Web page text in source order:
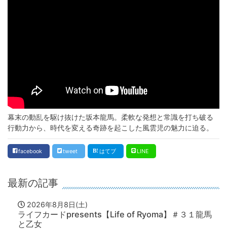
幕末の動乱を駆け抜けた坂本龍馬。柔軟な発想と常識を打ち破る
行動力から、時代を変える奇跡を起こした風雲児の魅力に迫る。
facebook tweet はてブ LINE
最新の記事
2026年8月8日(土)
ライフカードpresents【Life of Ryoma】＃３１龍馬
と乙女